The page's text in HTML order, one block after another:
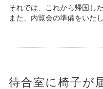
それでは、これから帰国し
また、内覧会の準備をいたし
待合室に椅子が